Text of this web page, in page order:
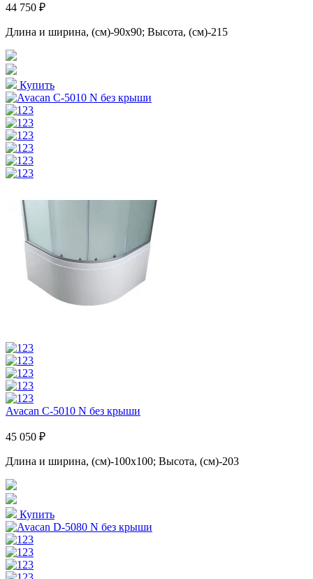
44 750 ₽
Длина и ширина, (см)-90x90; Высота, (см)-215
Купить
Avacan C-5010 N без крыши
45 050 ₽
Длина и ширина, (см)-100x100; Высота, (см)-203
Купить